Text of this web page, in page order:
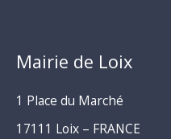
Mairie de Loix
1 Place du Marché
17111 Loix – FRANCE